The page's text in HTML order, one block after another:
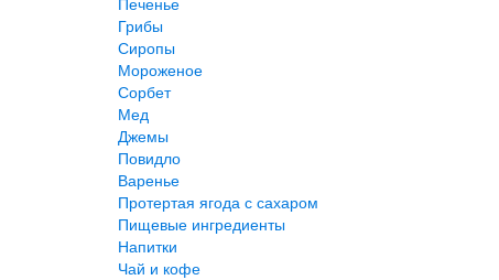
Грибы
Сиропы
Мороженое
Сорбет
Мед
Джемы
Повидло
Варенье
Протертая ягода с сахаром
Пищевые ингредиенты
Напитки
Чай и кофе